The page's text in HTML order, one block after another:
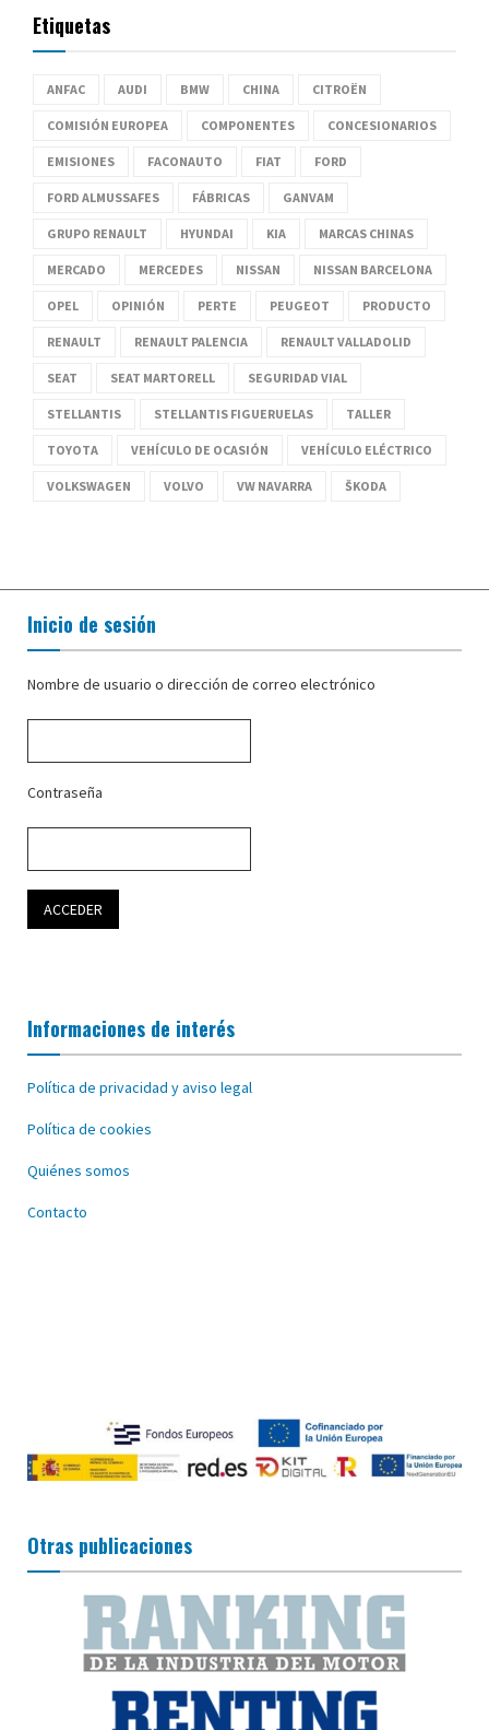
Etiquetas
ANFAC AUDI BMW CHINA CITROËN
COMISIÓN EUROPEA COMPONENTES CONCESIONARIOS
EMISIONES FACONAUTO FIAT FORD
FORD ALMUSSAFES FÁBRICAS GANVAM
GRUPO RENAULT HYUNDAI KIA MARCAS CHINAS
MERCADO MERCEDES NISSAN NISSAN BARCELONA
OPEL OPINIÓN PERTE PEUGEOT PRODUCTO
RENAULT RENAULT PALENCIA RENAULT VALLADOLID
SEAT SEAT MARTORELL SEGURIDAD VIAL
STELLANTIS STELLANTIS FIGUERUELAS TALLER
TOYOTA VEHÍCULO DE OCASIÓN VEHÍCULO ELÉCTRICO
VOLKSWAGEN VOLVO VW NAVARRA ŠKODA
Inicio de sesión
Nombre de usuario o dirección de correo electrónico
Contraseña
Informaciones de interés
Política de privacidad y aviso legal
Política de cookies
Quiénes somos
Contacto
Otras publicaciones